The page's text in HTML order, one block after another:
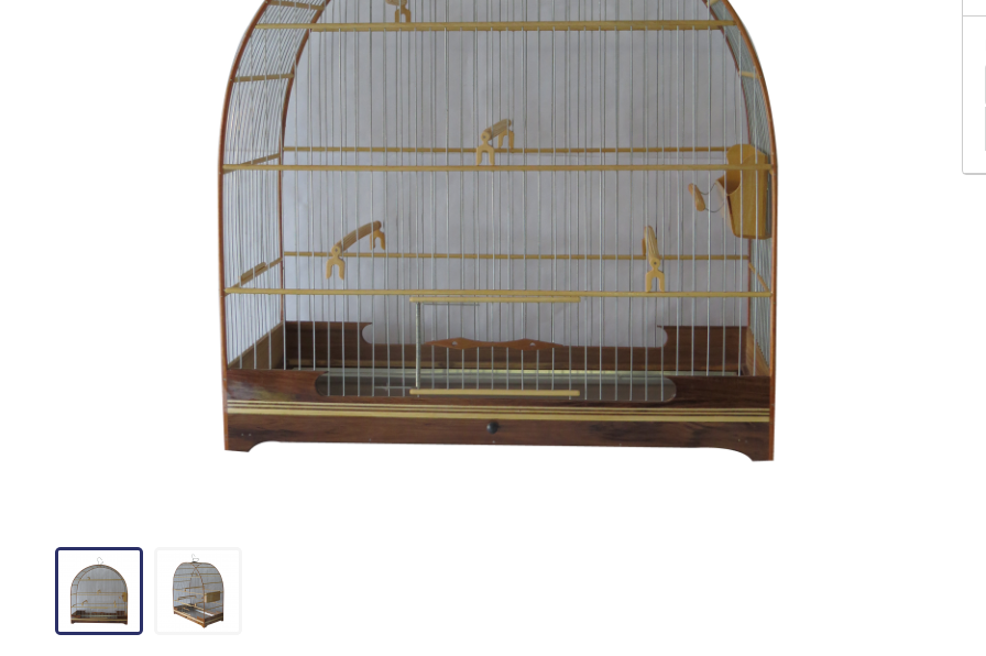
Capas
Equipamentos
Gaiolas
Medicamentos
Ninhos
Porta Vitaminas
Poleiros
Arame inox
Placas Identificação